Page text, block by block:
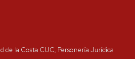
de la Costa CUC, Personería Jurídica